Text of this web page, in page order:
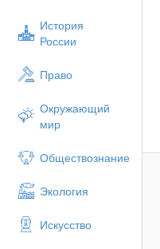
История
России
Право
Окружающий
мир
Обществознание
Экология
Искусство